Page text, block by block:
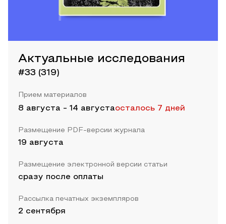
Актуальные исследования
#33 (319)
Прием материалов
8 августа - 14 августаосталось 7 дней
Размещение PDF-версии журнала
19 августа
Размещение электронной версии статьи
сразу после оплаты
Рассылка печатных экземпляров
2 сентября